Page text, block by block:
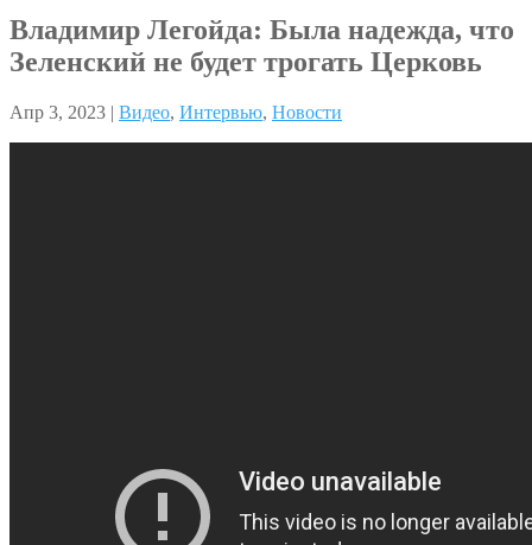
Владимир Легойда: Была надежда, что
Зеленский не будет трогать Церковь
Апр 3, 2023 | Видео, Интервью, Новости